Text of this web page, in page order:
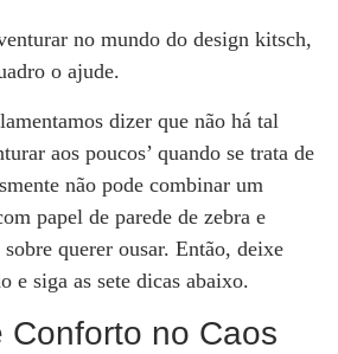
no mundo do design kitsch,
o ajude.
dizer que não há tal
aos poucos’ quando se trata de
não pode combinar um
papel de parede de zebra e
querer ousar. Então, deixe
e siga as sete dicas abaixo.
Conforto no Caos